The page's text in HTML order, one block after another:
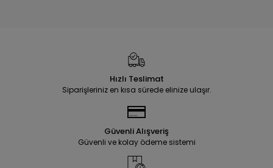
Hızlı Teslimat
Siparişleriniz en kısa sürede elinize ulaşır.
Güvenli Alışveriş
Güvenli ve kolay ödeme sistemi